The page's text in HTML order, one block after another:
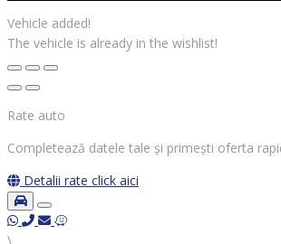
Vehicle added!
The vehicle is already in the wishlist!
Rate auto
Completează datele tale și primești oferta
Detalii rate click aici
\